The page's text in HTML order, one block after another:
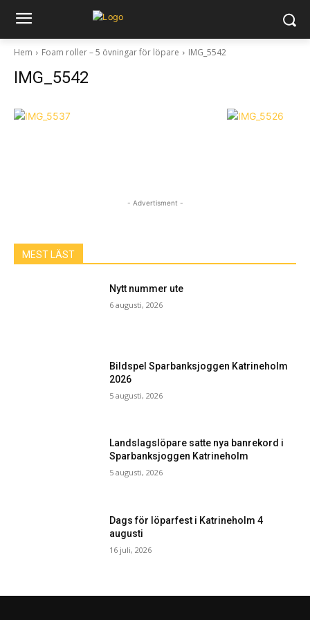
Hem Foam roller – 5 övningar för löpare IMG_5542
IMG_5542
- Advertisment -
MEST LÄST
Nytt nummer ute
6 augusti, 2026
Bildspel Sparbanksjoggen Katrineholm
2026
5 augusti, 2026
Landslagslöpare satte nya banrekord i
Sparbanksjoggen Katrineholm
5 augusti, 2026
Dags för löparfest i Katrineholm 4
augusti
16 juli, 2026